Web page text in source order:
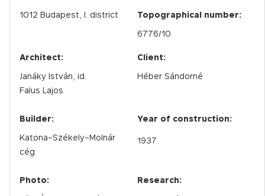
1012 Budapest, I. district
Topographical number:
6776/10
Architect:
Janáky István, id.
Falus Lajos
Client:
Héber Sándorné
Builder:
Katona–Székely–Molnár
cég
Year of construction:
1937
Photo:
Research: